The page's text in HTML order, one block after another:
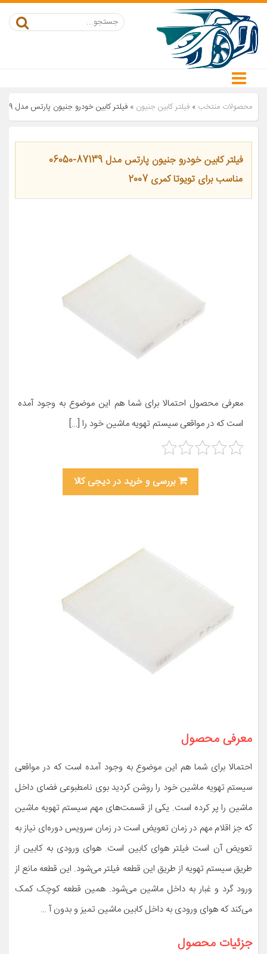
محصولات منتخب » فیلتر کابین جنیون » فیلتر کابین خودرو جنیون پارتس مدل 87139-06050 مناسب برای تویوتا کمری 2007
فیلتر کابین خودرو جنیون پارتس مدل 87139-06050
مناسب برای تویوتا کمری 2007
معرفی محصول احتمالا برای شما هم این موضوع به وجود آمده
است که در مواقعی سیستم تهویه ماشین خود را […]
بررسی و خرید در دیجی کالا
معرفی محصول
احتمالا برای شما هم این موضوع به وجود آمده است که در مواقعی
سیستم تهویه ماشین خود را روشن کردید بوی نامطبوعی فضای داخل
ماشین را پر کرده است. یکی از قسمت‌های مهم سیستم تهویه ماشین
که جز اقلام مهم در زمان تعویض است در زمان سرویس دوره‌ای نیاز به
تعویض آن است فیلتر هوای کابین است. هوای ورودی به کابین از
طریق سیستم تهویه از طریق این قطعه فیلتر می‌شود. این قطعه مانع از
ورود گرد و غبار به داخل ماشین می‌شود. همین قطعه کوچک کمک
می‌کند که هوای ورودی به داخل کابین ماشین تمیز و بدون آ …
جزئیات محصول